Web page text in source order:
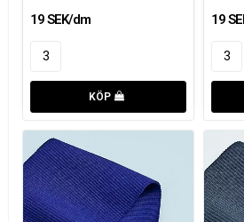
19 SEK/dm
KÖP
19